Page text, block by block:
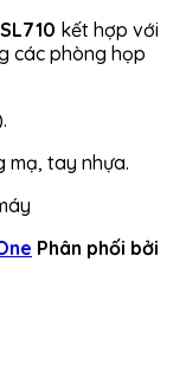
kết hợp với
các phòng họp
mạ, tay nhựa.
Phân phối bởi